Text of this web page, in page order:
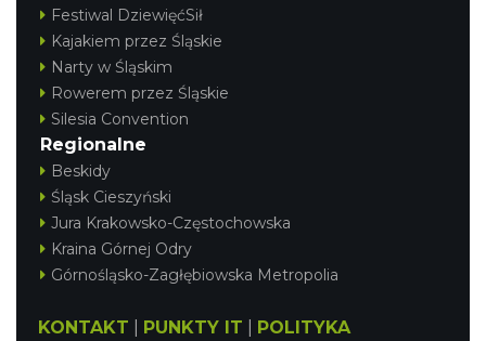
Festiwal DziewięćSił
Kajakiem przez Śląskie
Narty w Śląskim
Rowerem przez Śląskie
Silesia Convention
Regionalne
Beskidy
Śląsk Cieszyński
Jura Krakowsko-Częstochowska
Kraina Górnej Odry
Górnośląsko-Zagłębiowska Metropolia
KONTAKT PUNKTY IT
POLITYKA